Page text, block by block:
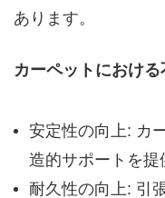
あります。
カーペットにおける
安定性の向上: カ
造的サポートを提
耐久性の向上: 引